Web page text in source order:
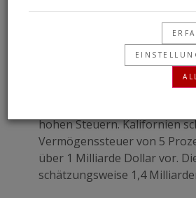
aut einem Bericht derNew
hat der deutsch-
Thiel seine Familie nach Buenos
für den Umzug
hohen Steuern. Kalifornien
Vermögenssteuer von 5
über 1 Milliarde Dollar vor.
schätzungsweise 1,4